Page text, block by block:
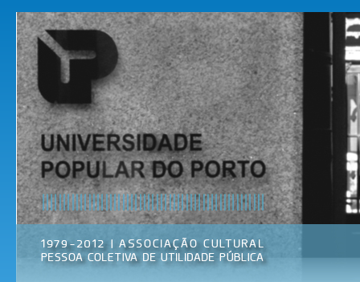
Universidade
Popular do
Porto
Associação
Cultural